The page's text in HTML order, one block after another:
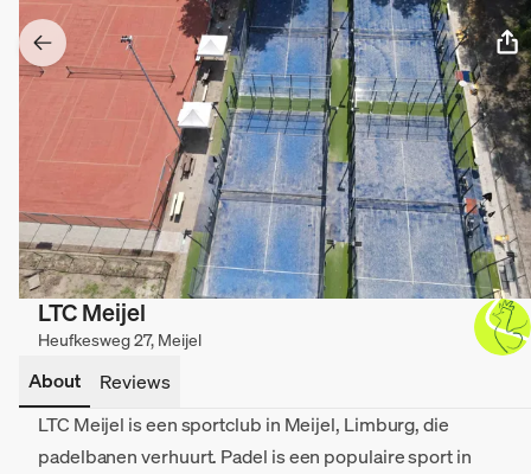
LTC Meijel
Heufkesweg 27, Meijel
About
Reviews
LTC Meijel is een sportclub in Meijel, Limburg, die
padelbanen verhuurt. Padel is een populaire sport in